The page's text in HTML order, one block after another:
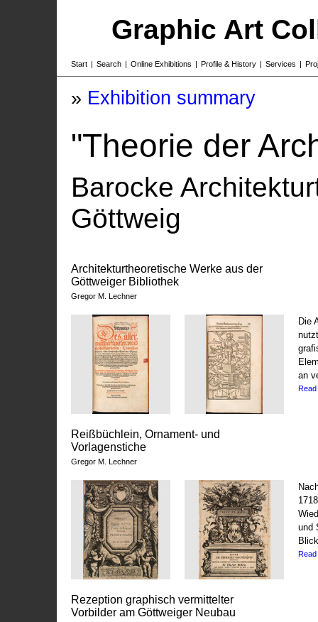
Graphic Art
Start | Search | Online Exhibitions | Profile & History | Services |
» Exhibition summary
"Theorie der
Barocke
Göttweig
Architekturtheoretische Werke aus der
Göttweiger Bibliothek
Gregor M. Lechner
Die
an
Reißbüchlein, Ornament- und
Vorlagenstiche
Gregor M. Lechner
und
Rezeption graphisch vermittelter
Vorbilder am Göttweiger Neubau